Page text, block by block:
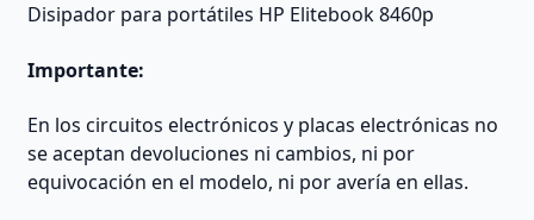
Disipador para portátiles HP Elitebook 8460p
Importante:
En los circuitos electrónicos y placas electrónicas no
se aceptan devoluciones ni cambios, ni por
equivocación en el modelo, ni por avería en ellas.